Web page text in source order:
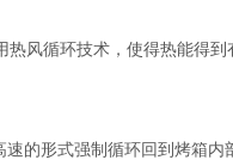
循环技术，使得热能得到
的形式强制循环回到烤箱内